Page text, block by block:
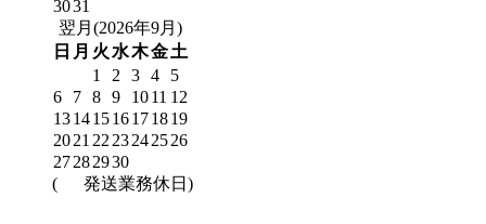
3031
翌月(2026年9月)
日 月 火 水木金土
1
2 3 4
5
6
7 8 9 1011 12
13141516171819
2021 22 23242526
27282930
(
発送業務休日)